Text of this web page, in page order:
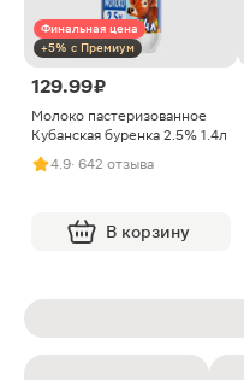
Финальная цена
+5% с Премиум
129.99 ₽
Молоко пастеризованное
Кубанская буренка 2.5% 1.4л
4.9· 642 отзыва
В корзину